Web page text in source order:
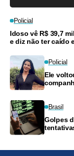
Policial
Idoso vê R$ 39,7
e diz não ter caído
Policial
Ele
Brasil
Golpes